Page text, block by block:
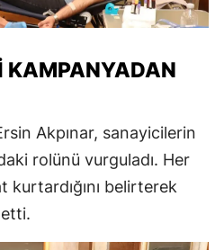
KAMPANYADAN
Akpınar, sanayicilerin
rolünü vurguladı. Her
kurtardığını belirterek
etti.